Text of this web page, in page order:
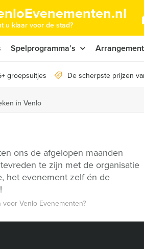
u klaar voor de stad?
Spelprogramma’s
groepsuitjes De scherpste prijzen
in Venlo
ons de afgelopen maanden
te zijn met de organisatie
het evenement zelf én de
voor Venlo Evenementen?